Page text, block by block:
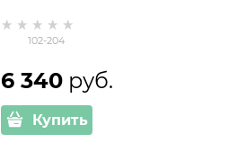
102-204
6 340 руб.
Купить